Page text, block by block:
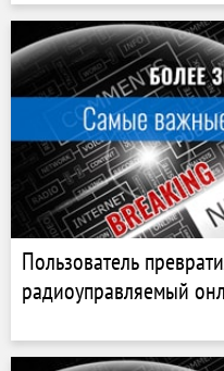
Пользователь
радиоуправляемый